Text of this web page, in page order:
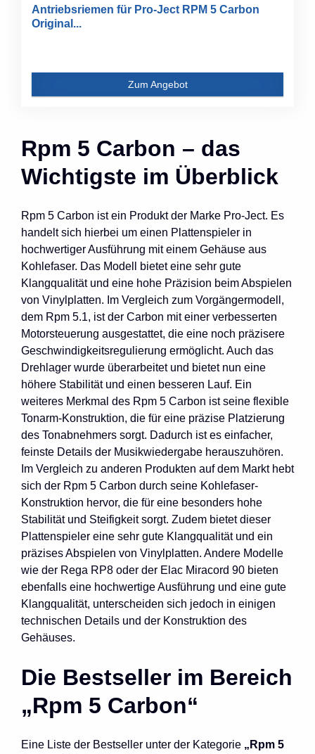
Antriebsriemen für Pro-Ject RPM 5 Carbon
Original...
Zum Angebot
Rpm 5 Carbon – das
Wichtigste im Überblick
Rpm 5 Carbon ist ein Produkt der Marke Pro-Ject. Es
handelt sich hierbei um einen Plattenspieler in
hochwertiger Ausführung mit einem Gehäuse aus
Kohlefaser. Das Modell bietet eine sehr gute
Klangqualität und eine hohe Präzision beim Abspielen
von Vinylplatten. Im Vergleich zum Vorgängermodell,
dem Rpm 5.1, ist der Carbon mit einer verbesserten
Motorsteuerung ausgestattet, die eine noch präzisere
Geschwindigkeitsregulierung ermöglicht. Auch das
Drehlager wurde überarbeitet und bietet nun eine
höhere Stabilität und einen besseren Lauf. Ein
weiteres Merkmal des Rpm 5 Carbon ist seine flexible
Tonarm-Konstruktion, die für eine präzise Platzierung
des Tonabnehmers sorgt. Dadurch ist es einfacher,
feinste Details der Musikwiedergabe herauszuhören.
Im Vergleich zu anderen Produkten auf dem Markt hebt
sich der Rpm 5 Carbon durch seine Kohlefaser-
Konstruktion hervor, die für eine besonders hohe
Stabilität und Steifigkeit sorgt. Zudem bietet dieser
Plattenspieler eine sehr gute Klangqualität und ein
präzises Abspielen von Vinylplatten. Andere Modelle
wie der Rega RP8 oder der Elac Miracord 90 bieten
ebenfalls eine hochwertige Ausführung und eine gute
Klangqualität, unterscheiden sich jedoch in einigen
technischen Details und der Konstruktion des
Gehäuses.
Die Bestseller im Bereich
„Rpm 5 Carbon“
Eine Liste der Bestseller unter der Kategorie „Rpm 5